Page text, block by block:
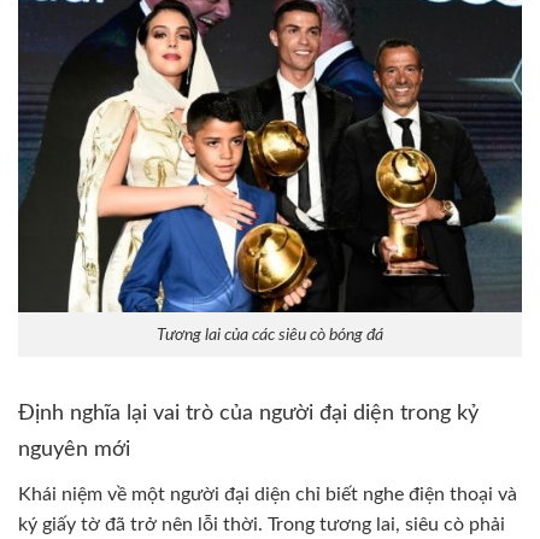
Tương lai của các siêu cò bóng đá
Định nghĩa lại vai trò của người đại diện trong kỷ
nguyên mới
Khái niệm về một người đại diện chỉ biết nghe điện thoại và
ký giấy tờ đã trở nên lỗi thời. Trong tương lai, siêu cò phải